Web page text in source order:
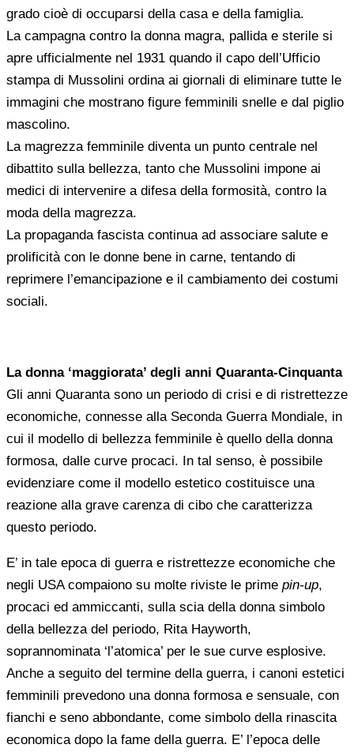
grado cioè di occuparsi della casa e della famiglia.
La campagna contro la donna magra, pallida e sterile si
apre ufficialmente nel 1931 quando il capo dell’Ufficio
stampa di Mussolini ordina ai giornali di eliminare tutte le
immagini che mostrano figure femminili snelle e dal piglio
mascolino.
La magrezza femminile diventa un punto centrale nel
dibattito sulla bellezza, tanto che Mussolini impone ai
medici di intervenire a difesa della formosità, contro la
moda della magrezza.
La propaganda fascista continua ad associare salute e
prolificità con le donne bene in carne, tentando di
reprimere l’emancipazione e il cambiamento dei costumi
sociali.
La donna ‘maggiorata’ degli anni Quaranta-Cinquanta
Gli anni Quaranta sono un periodo di crisi e di ristrettezze
economiche, connesse alla Seconda Guerra Mondiale, in
cui il modello di bellezza femminile è quello della donna
formosa, dalle curve procaci. In tal senso, è possibile
evidenziare come il modello estetico costituisce una
reazione alla grave carenza di cibo che caratterizza
questo periodo.
E’ in tale epoca di guerra e ristrettezze economiche che
negli USA compaiono su molte riviste le prime pin-up,
procaci ed ammiccanti, sulla scia della donna simbolo
della bellezza del periodo, Rita Hayworth,
soprannominata ‘l’atomica’ per le sue curve esplosive.
Anche a seguito del termine della guerra, i canoni estetici
femminili prevedono una donna formosa e sensuale, con
fianchi e seno abbondante, come simbolo della rinascita
economica dopo la fame della guerra. E’ l’epoca delle